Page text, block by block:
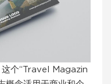
这个“Travel Magazin